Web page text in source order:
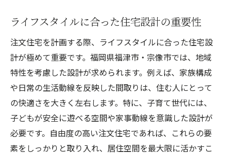
ライフスタイルに合った住宅設計の重要性
注文住宅を計画する際、ライフスタイルに合った住宅設
計が極めて重要です。福岡県福津市・宗像市では、地域
特性を考慮した設計が求められます。例えば、家族構成
や日常の生活動線を反映した間取りは、住む人にとって
の快適さを大きく左右します。特に、子育て世代には、
子どもが安全に遊べる空間や家事動線を意識した設計が
必要です。自由度の高い注文住宅であれば、これらの要
素をしっかりと取り入れ、居住空間を最大限に活かすこ